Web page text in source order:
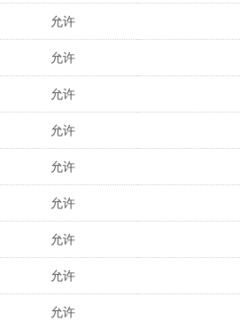
允许
允许
允许
允许
允许
允许
允许
允许
允许